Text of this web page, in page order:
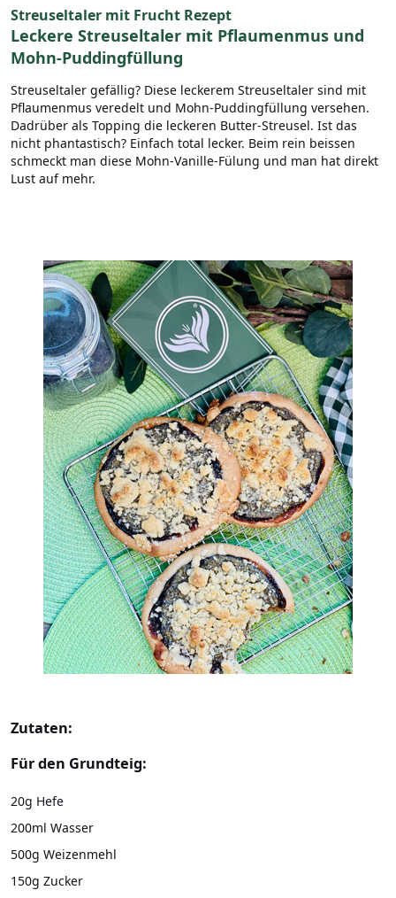
Streuseltaler mit Frucht Rezept
Leckere Streuseltaler mit Pflaumenmus und
Mohn-Puddingfüllung
Streuseltaler gefällig? Diese leckerem Streuseltaler sind mit
Pflaumenmus veredelt und Mohn-Puddingfüllung versehen.
Dadrüber als Topping die leckeren Butter-Streusel. Ist das
nicht phantastisch? Einfach total lecker. Beim rein beissen
schmeckt man diese Mohn-Vanille-Fülung und man hat direkt
Lust auf mehr.
Zutaten:
Für den Grundteig:
20g Hefe
200ml Wasser
500g Weizenmehl
150g Zucker